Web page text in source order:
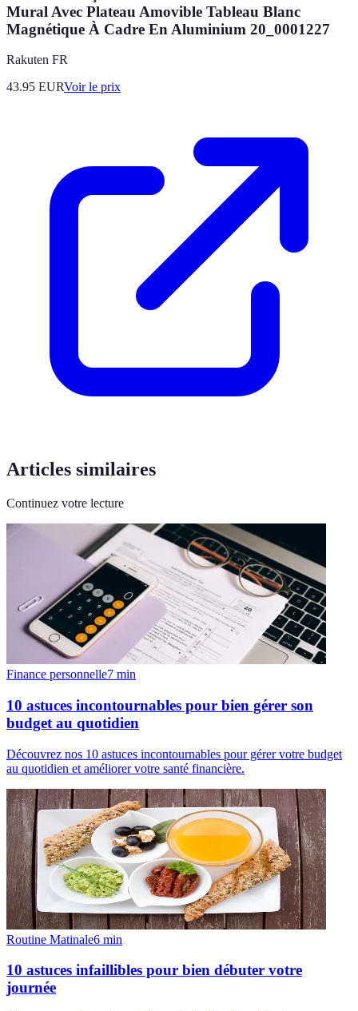
Mural Avec Plateau Amovible Tableau Blanc
Magnétique À Cadre En Aluminium 20_0001227
Rakuten FR
43.95 EURVoir le prix
Articles similaires
Continuez votre lecture
Finance personnelle7 min
10 astuces incontournables pour bien gérer son
budget au quotidien
Découvrez nos 10 astuces incontournables pour gérer votre budget
au quotidien et améliorer votre santé financière.
Routine Matinale6 min
10 astuces infaillibles pour bien débuter votre
journée